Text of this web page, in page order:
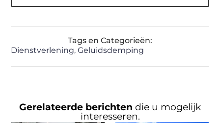
Tags en Categorieën:
Dienstverlening,Geluidsdemping
Gerelateerde berichten die u mogelijk
interesseren.